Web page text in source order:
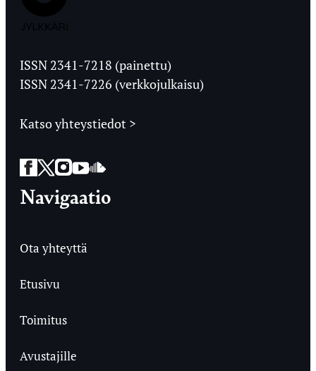
Ylioppilaslehti
ISSN 2341-7218 (painettu)
ISSN 2341-7226 (verkkojulkaisu)
Katso yhteystiedot >
Facebook
Twitter
Instagram
YouTube
SoundCloud
Navigaatio
Ota yhteyttä
Etusivu
Toimitus
Avustajille